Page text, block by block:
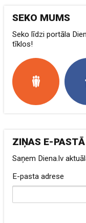
SEKO MUMS
Seko līdzi portāla
tīklos!
ZIŅAS E-PASTĀ
Saņem Diena.lv
E-pasta adrese